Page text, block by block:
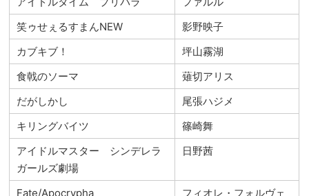
笑ゥせぇるすまんNEW
影野映子
カブキブ！
坪山霧湖
食戟のソーマ
薙切アリス
だがしかし
尾張ハジメ
キリングバイツ
篠崎舞
アイドルマスター シンデレラ
ガールズ劇場
日野茜
Fate/Apocrypha フィオレ・フォルヴェ